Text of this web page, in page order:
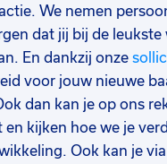
We nemen
dat jij bij de
En dankzij onze
voor jouw nieuwe
dan kan je op ons
kijken hoe we je
Ook kan je